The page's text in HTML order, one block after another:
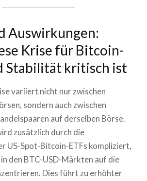
Auswirkungen:
Krise für Bitcoin-
Stabilität kritisch ist
variiert nicht nur zwischen
sondern auch zwischen
auf derselben Börse.
zusätzlich durch die
US-Spot-Bitcoin-ETFs kompliziert,
den BTC-USD-Märkten auf die
Dies führt zu erhöhter